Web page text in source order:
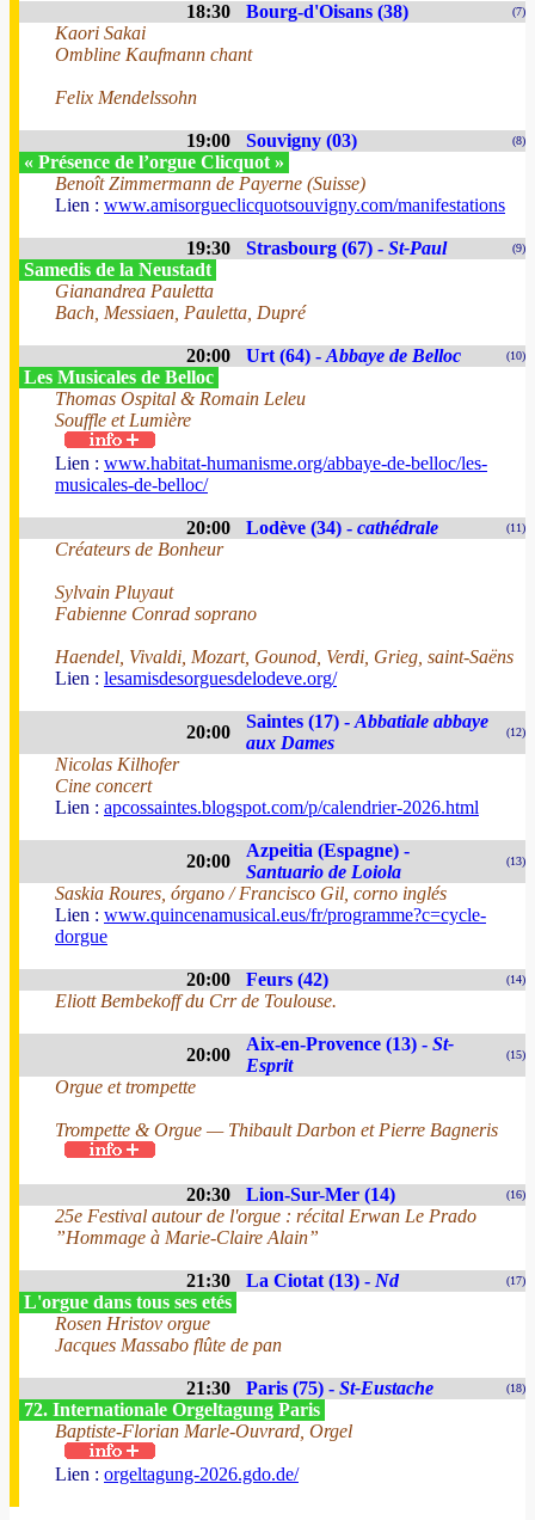
18:30 Bourg-d'Oisans (38) (7)
Kaori Sakai
Ombline Kaufmann chant
Felix Mendelssohn
19:00 Souvigny (03) (8)
« Présence de l’orgue Clicquot »
Benoît Zimmermann de Payerne (Suisse)
Lien : www.amisorgueclicquotsouvigny.com/manifestations
19:30 Strasbourg (67) - St-Paul (9)
Samedis de la Neustadt
Gianandrea Pauletta
Bach, Messiaen, Pauletta, Dupré
20:00 Urt (64) - Abbaye de Belloc (10)
Les Musicales de Belloc
Thomas Ospital & Romain Leleu
Souffle et Lumière
Lien : www.habitat-humanisme.org/abbaye-de-belloc/les-
musicales-de-belloc/
20:00 Lodève (34) - cathédrale (11)
Créateurs de Bonheur
Sylvain Pluyaut
Fabienne Conrad soprano
Haendel, Vivaldi, Mozart, Gounod, Verdi, Grieg, saint-Saëns
Lien : lesamisdesorguesdelodeve.org/
20:00
Saintes (17) - Abbatiale abbaye
aux Dames
(12)
Nicolas Kilhofer
Cine concert
Lien : apcossaintes.blogspot.com/p/calendrier-2026.html
20:00
Azpeitia (Espagne) -
Santuario de Loiola
(13)
Saskia Roures, órgano / Francisco Gil, corno inglés
Lien : www.quincenamusical.eus/fr/programme?c=cycle-
dorgue
20:00 Feurs (42) (14)
Eliott Bembekoff du Crr de Toulouse.
20:00
Aix-en-Provence (13) - St-
Esprit
(15)
Orgue et trompette
Trompette & Orgue — Thibault Darbon et Pierre Bagneris
20:30 Lion-Sur-Mer (14) (16)
25e Festival autour de l'orgue : récital Erwan Le Prado
”Hommage à Marie-Claire Alain”
21:30 La Ciotat (13) - Nd (17)
L'orgue dans tous ses etés
Rosen Hristov orgue
Jacques Massabo flûte de pan
21:30 Paris (75) - St-Eustache (18)
72. Internationale Orgeltagung Paris
Baptiste-Florian Marle-Ouvrard, Orgel
Lien : orgeltagung-2026.gdo.de/